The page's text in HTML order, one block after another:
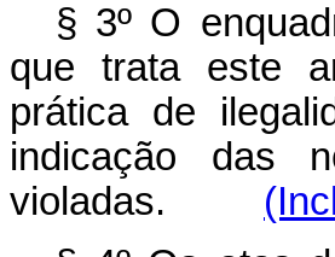
§ 3º O
que trata este
prática de
indicação das
violadas.